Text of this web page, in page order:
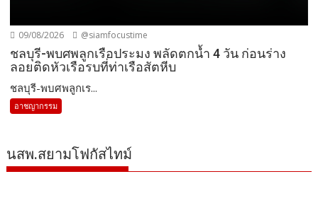
09/08/2026 @siamfocustime
ชลบุรี-พบศพลูกเรือประมง พลัดตกน้ำ 4 วัน ก่อนร่าง
ลอยติดหัวเรือรบที่ท่าเรือสัตหีบ
ชลบุรี-พบศพลูกเร...
อาชญากรรม
นสพ.สยามโฟกัสไทม์